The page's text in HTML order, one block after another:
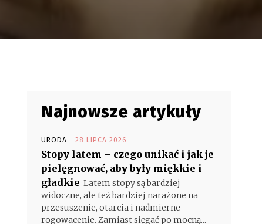
Najnowsze artykuły
URODA 28 LIPCA 2026
Stopy latem – czego unikać i jak je
pielęgnować, aby były miękkie i
gładkie Latem stopy są bardziej
widoczne, ale też bardziej narażone na
przesuszenie, otarcia i nadmierne
rogowacenie. Zamiast sięgać po mocną...